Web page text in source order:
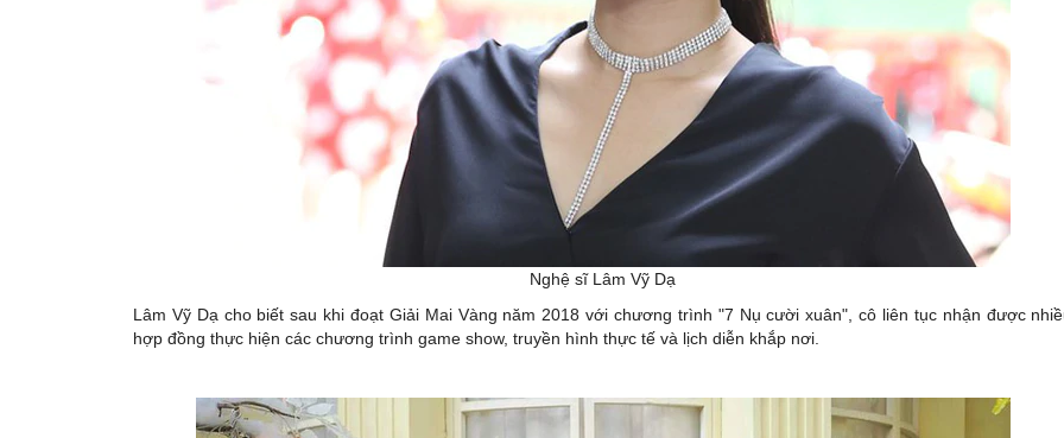
Nghệ sĩ Lâm Vỹ Dạ
Lâm Vỹ Dạ cho biết sau khi đoạt Giải Mai Vàng năm 2018 với chương trình "7 Nụ cười xuân", cô liên tục nhận được
hợp đồng thực hiện các chương trình game show, truyền hình thực tế và lịch diễn khắp nơi.